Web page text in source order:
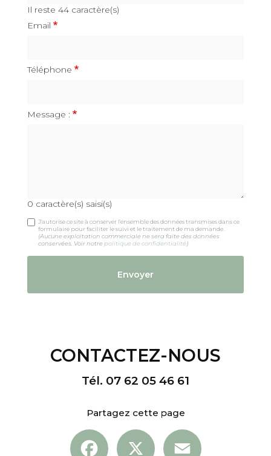
Il reste 44 caractère(s)
Email
Téléphone
Message :
0 caractère(s) saisi(s)
J'autorise ce site à conserver l'ensemble des données transmises dans ce
formulaire pour faciliter le suivi et le traitement de ma demande.
(Aucune exploitation commerciale ne sera faite des données
conservées. Voir notre politique de confidentialité )
CONTACTEZ-NOUS
Tél. 07 62 05 46 61
Partagez cette page
Facebook